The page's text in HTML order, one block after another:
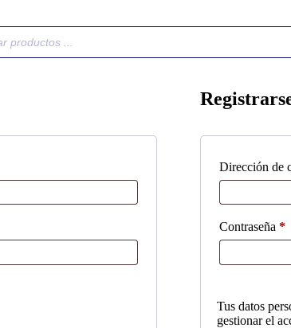
Dirección de
Contraseña *
Tus datos
gestionar el